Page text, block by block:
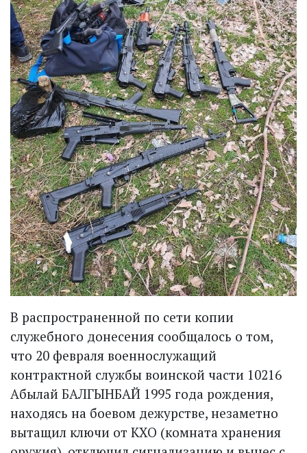
В распространенной по сети копии
служебного донесения сообщалось о том,
что 20 февраля военнослужащий
контрактной службы воинской части 10216
Абылай БАЛГЫНБАЙ 1995 года рождения,
находясь на боевом дежурстве, незаметно
вытащил ключи от КХО (комната хранения